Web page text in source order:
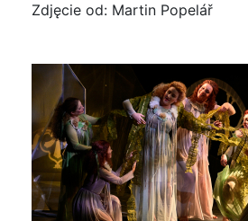
Zdjęcie od: Martin Popelář